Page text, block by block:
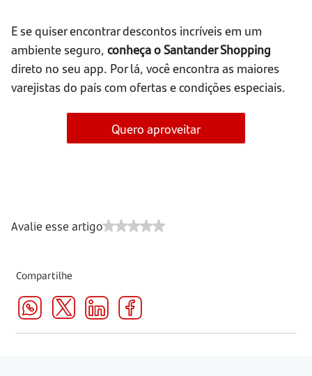
E se quiser encontrar descontos incríveis em um
ambiente seguro, conheça oSantander Shopping
direto no seu app. Por lá, você encontra as maiores
varejistas do país com ofertas e condições especiais.
Quero aproveitar
Avalie esse artigo
Compartilhe